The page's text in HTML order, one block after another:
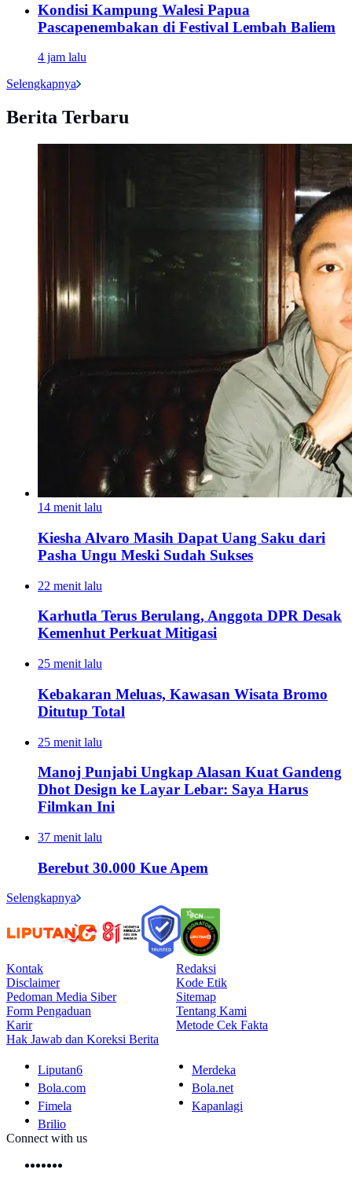
Kondisi Kampung Walesi Papua
Pascapenembakan di Festival Lembah Baliem
4 jam lalu
Selengkapnya
Berita Terbaru
14 menit lalu
Kiesha Alvaro Masih Dapat Uang Saku dari
Pasha Ungu Meski Sudah Sukses
22 menit lalu
Karhutla Terus Berulang, Anggota DPR Desak
Kemenhut Perkuat Mitigasi
25 menit lalu
Kebakaran Meluas, Kawasan Wisata Bromo
Ditutup Total
25 menit lalu
Manoj Punjabi Ungkap Alasan Kuat Gandeng
Dhot Design ke Layar Lebar: Saya Harus
Filmkan Ini
37 menit lalu
Berebut 30.000 Kue Apem
Selengkapnya
Kontak
Redaksi
Disclaimer
Kode Etik
Pedoman Media Siber
Sitemap
Form Pengaduan
Tentang Kami
Karir
Metode Cek Fakta
Hak Jawab dan Koreksi Berita
Liputan6
Merdeka
Bola.com
Bola.net
Fimela
Kapanlagi
Brilio
Connect with us